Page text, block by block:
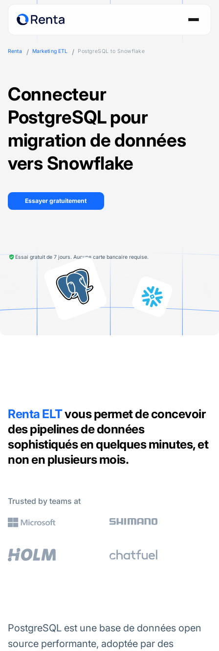
Renta Marketing ETL PostgreSQL to Snowflake
Connecteur
PostgreSQL pour
migration de données
vers Snowflake
Essayer gratuitement
Essai gratuit de 7 jours. Aucune carte bancaire requise.
Renta ELTvous permet de concevoir
des pipelines de données
sophistiqués en quelques minutes, et
non en plusieurs mois.
Trusted by teams at
PostgreSQL est une base de données open
source performante, adoptée par des